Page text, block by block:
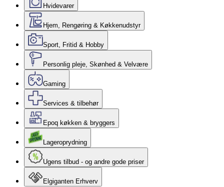
Hvidevarer
Hjem, Rengøring & Køkkenudstyr
Sport, Fritid & Hobby
Personlig pleje, Skønhed & Velvære
Gaming
Services & tilbehør
Epoq køkken & bryggers
Lageroprydning
Ugens tilbud - og andre gode priser
Elgiganten Erhverv